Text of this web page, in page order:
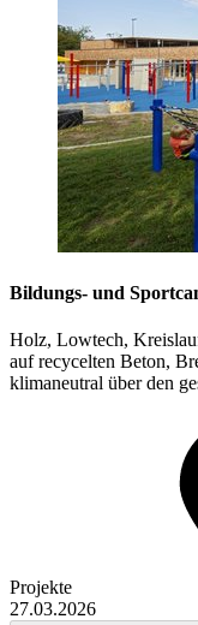
Bildungs- und
Holz, Lowtech,
auf recycelten Beton,
klimaneutral über den
Projekte
27.03.2026